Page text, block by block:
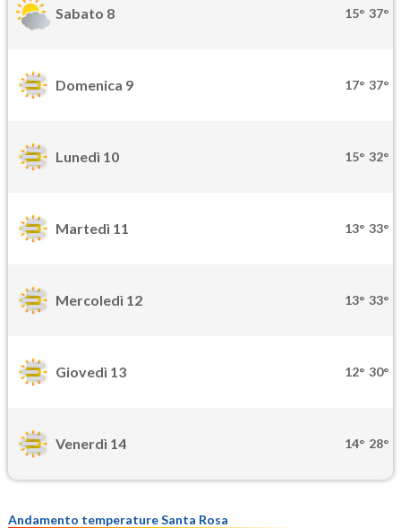
Sabato 8 15° 37°
Domenica 9 17° 37°
Lunedì 10 15° 32°
Martedì 11 13° 33°
Mercoledì 12 13° 33°
Giovedì 13 12° 30°
Venerdì 14 14° 28°
Andamento temperature Santa Rosa